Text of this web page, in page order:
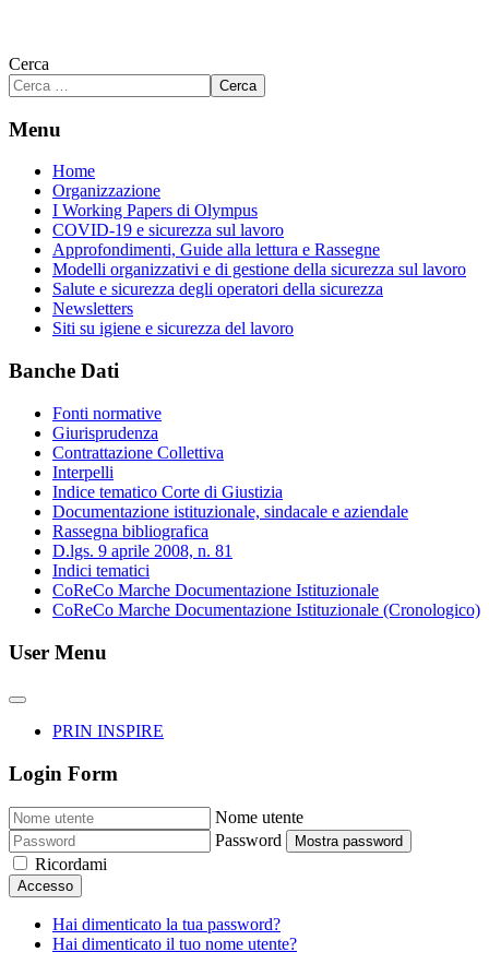
Cerca
Cerca
Menu
Home
Organizzazione
I Working Papers di Olympus
COVID-19 e sicurezza sul lavoro
Approfondimenti, Guide alla lettura e Rassegne
Modelli organizzativi e di gestione della sicurezza sul lavoro
Salute e sicurezza degli operatori della sicurezza
Newsletters
Siti su igiene e sicurezza del lavoro
Banche Dati
Fonti normative
Giurisprudenza
Contrattazione Collettiva
Interpelli
Indice tematico Corte di Giustizia
Documentazione istituzionale, sindacale e aziendale
Rassegna bibliografica
D.lgs. 9 aprile 2008, n. 81
Indici tematici
CoReCo Marche Documentazione Istituzionale
CoReCo Marche Documentazione Istituzionale (Cronologico)
User Menu
PRIN INSPIRE
Login Form
Nome utente
Password
Mostra password
Ricordami
Accesso
Hai dimenticato la tua password?
Hai dimenticato il tuo nome utente?